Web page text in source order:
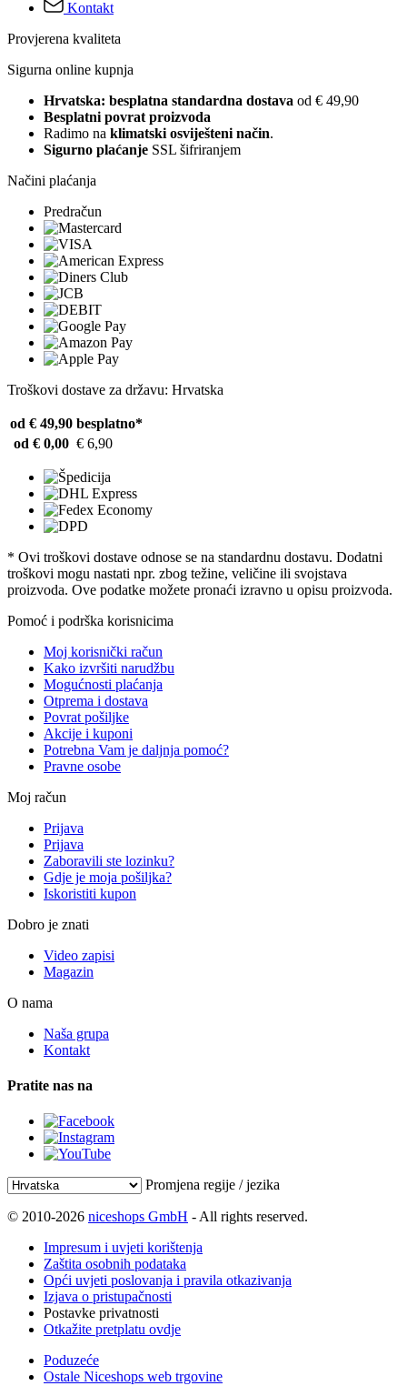
Kontakt
Provjerena kvaliteta
Sigurna online kupnja
Hrvatska: besplatna standardna dostava od € 49,90
Besplatni povrat proizvoda
Radimo na klimatski osviješteni način.
Sigurno plaćanje SSL šifriranjem
Načini plaćanja
Predračun
Troškovi dostave za državu: Hrvatska
od € 49,90 besplatno*
od € 0,00 € 6,90
* Ovi troškovi dostave odnose se na standardnu ​​dostavu. Dodatni
troškovi mogu nastati npr. zbog težine, veličine ili svojstava
proizvoda. Ove podatke možete pronaći izravno u opisu proizvoda.
Pomoć i podrška korisnicima
Moj korisnički račun
Kako izvršiti narudžbu
Mogućnosti plaćanja
Otprema i dostava
Povrat pošiljke
Akcije i kuponi
Potrebna Vam je daljnja pomoć?
Pravne osobe
Moj račun
Prijava
Prijava
Zaboravili ste lozinku?
Gdje je moja pošiljka?
Iskoristiti kupon
Dobro je znati
Video zapisi
Magazin
O nama
Naša grupa
Kontakt
Pratite nas na
Promjena regije / jezika
© 2010-2026 niceshops GmbH - All rights reserved.
Impresum i uvjeti korištenja
Zaštita osobnih podataka
Opći uvjeti poslovanja i pravila otkazivanja
Izjava o pristupačnosti
Postavke privatnosti
Otkažite pretplatu ovdje
Poduzeće
Ostale Niceshops web trgovine